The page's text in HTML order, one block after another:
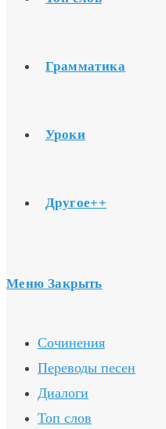
Грамматика
Уроки
Другое++
Меню Закрыть
Сочинения
Переводы песен
Диалоги
Топ слов